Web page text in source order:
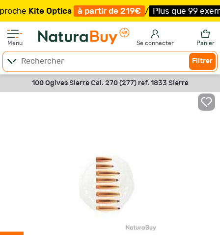
Kite Optics à partir de 219€ / Plus que 99
Menu Se connecter Panier
Filtrer
100 Ogives Sierra Cal. 270 (277) ref. 1833 Sierra